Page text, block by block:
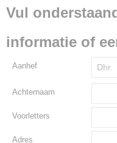
Vul
informatie of
Aanhef
Achternaam
Voorletters
Adres